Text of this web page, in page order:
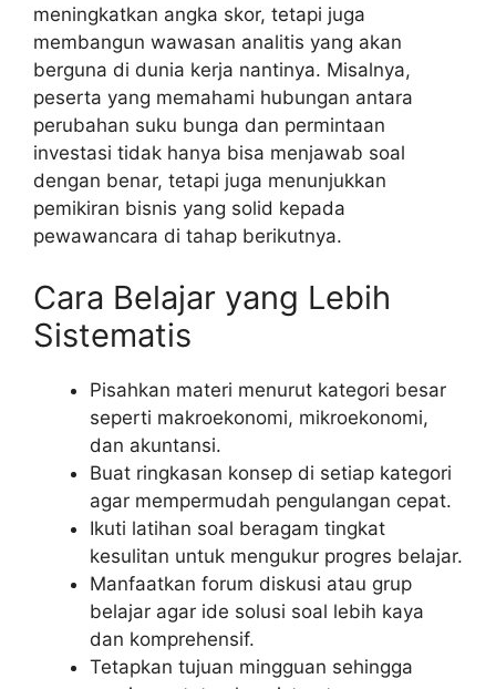
meningkatkan angka skor, tetapi juga
membangun wawasan analitis yang akan
berguna di dunia kerja nantinya. Misalnya,
peserta yang memahami hubungan antara
perubahan suku bunga dan permintaan
investasi tidak hanya bisa menjawab soal
dengan benar, tetapi juga menunjukkan
pemikiran bisnis yang solid kepada
pewawancara di tahap berikutnya.
Cara Belajar yang Lebih
Sistematis
Pisahkan materi menurut kategori besar
seperti makroekonomi, mikroekonomi,
dan akuntansi.
Buat ringkasan konsep di setiap kategori
agar mempermudah pengulangan cepat.
Ikuti latihan soal beragam tingkat
kesulitan untuk mengukur progres belajar.
Manfaatkan forum diskusi atau grup
belajar agar ide solusi soal lebih kaya
dan komprehensif.
Tetapkan tujuan mingguan sehingga